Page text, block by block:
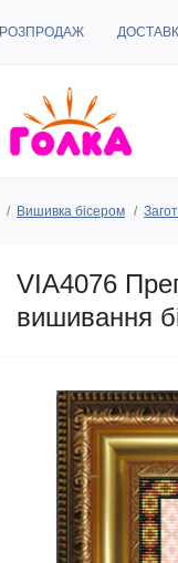
РОЗПРОДАЖ
Вишивка бісером
VIA4076
вишивання